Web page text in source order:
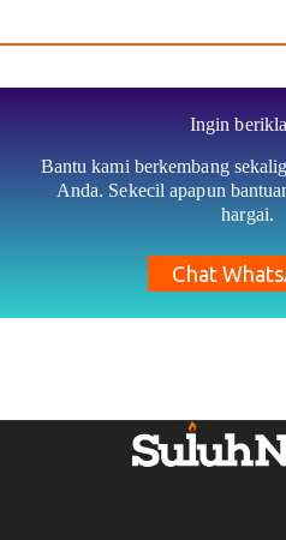
Ingin
Bantu kami berkembang
Anda. Sekecil apapun
hargai.
Chat